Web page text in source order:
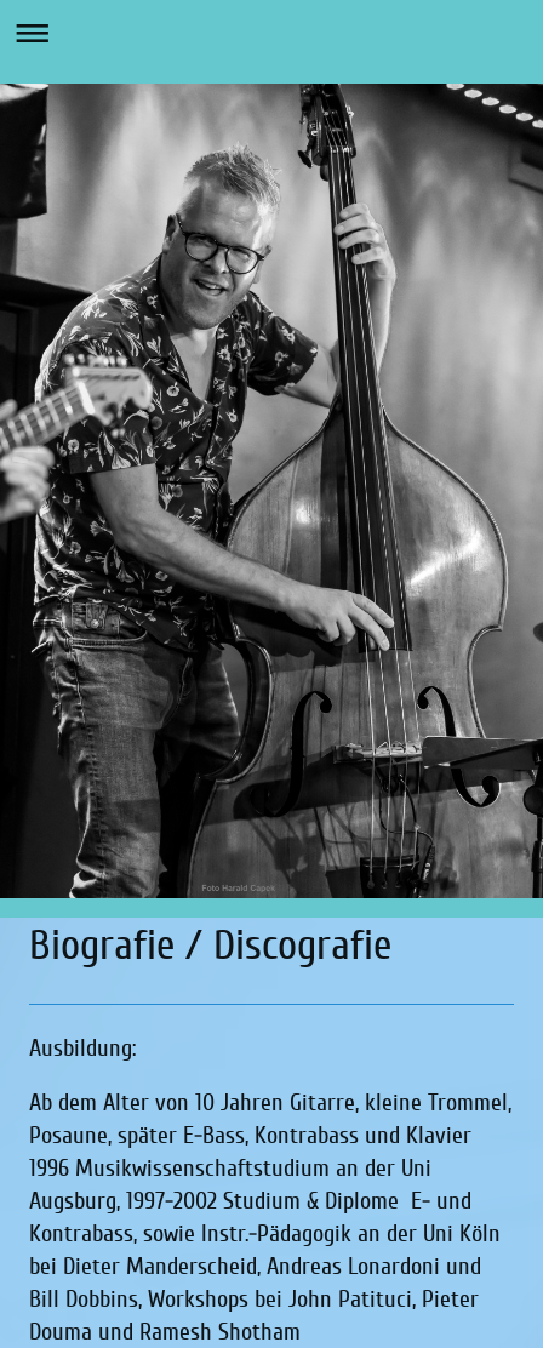
Biografie / Discografie
Ausbildung:
Ab dem Alter von 10 Jahren Gitarre, kleine Trommel,
Posaune, später E-Bass, Kontrabass und Klavier
1996 Musikwissenschaftstudium an der Uni
Augsburg, 1997-2002 Studium & Diplome E- und
Kontrabass, sowie Instr.-Pädagogik an der Uni Köln
bei Dieter Manderscheid, Andreas Lonardoni und
Bill Dobbins, Workshops bei John Patituci, Pieter
Douma und Ramesh Shotham